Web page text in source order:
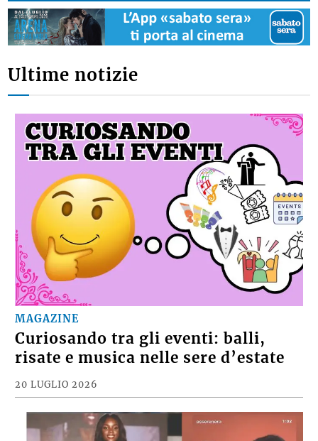
Ultime notizie
MAGAZINE
Curiosando tra gli eventi: balli,
risate e musica nelle sere d’estate
20 LUGLIO 2026